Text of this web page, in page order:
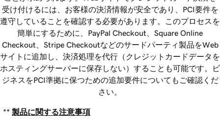
受け付けるには、お客様の決済情報が安全であり、PCI要件を
遵守していることを確認する必要があります。このプロセスを
簡単にするために、PayPal Checkout、Square Online
Checkout、Stripe Checkoutなどのサードパーティ製品をWeb
サイトに追加し、決済処理を代行（クレジットカードデータを
ホスティングサーバーに保存しない）することも可能です。ビ
ジネスをPCI準拠に保つための追加要件についてもご確認くだ
さい。
** 製品に関する注意事項